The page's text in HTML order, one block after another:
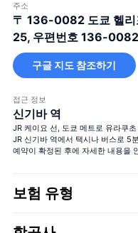
100%의 사랑
12 송이의 장미 꽃다발
결혼해주세요
40 송이의 장미 꽃다발
진실한 사랑
108 송이의 장미 꽃다발
기내 1송이 + 착륙 후 99송이, 서프
주소
〒 136-0082 도쿄 헬
25, 우편번호 136-0082
구글 지도 참조하기
접근 정보
신기바 역
JR 케이요 선, 도쿄 메트로 유라쿠
JR 신기바 역에서 택시나 버스로 5
예약이 확정된 후에 자세한 내용을
보험 유형